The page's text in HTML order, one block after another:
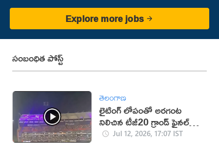
Explore more jobs
సంబంధిత పోస్ట్
తెలంగాణ
లైటింగ్ లోపంతో అరగంట
నిలిచిన టీజీ20 గ్రాండ్ ఫైనల్
(వీడియో)
Jul 12, 2026, 17:07 IST